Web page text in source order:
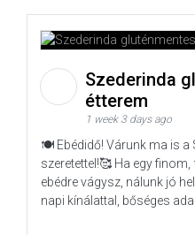
Szederinda
étterem
1 week 3 days ago
🍽️ Ebédidő! Várunk ma is a
szeretettel!🥰 Ha egy
ebédre vágysz, nálunk jó
napi kínálattal, bőséges